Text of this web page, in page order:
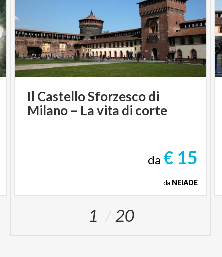
Il CastelloSforzescodi
Milano – Lavita di corte
da € 15
da NEIADE
1 20